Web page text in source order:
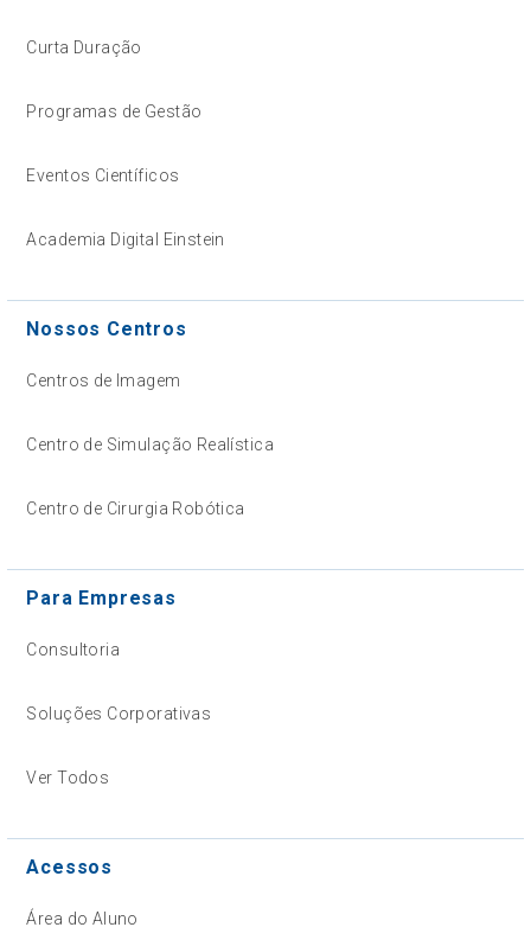
Curta Duração
Programas de Gestão
Eventos Científicos
Academia Digital Einstein
Nossos Centros
Centros de Imagem
Centro de Simulação Realística
Centro de Cirurgia Robótica
Para Empresas
Consultoria
Soluções Corporativas
Ver Todos
Acessos
Área do Aluno